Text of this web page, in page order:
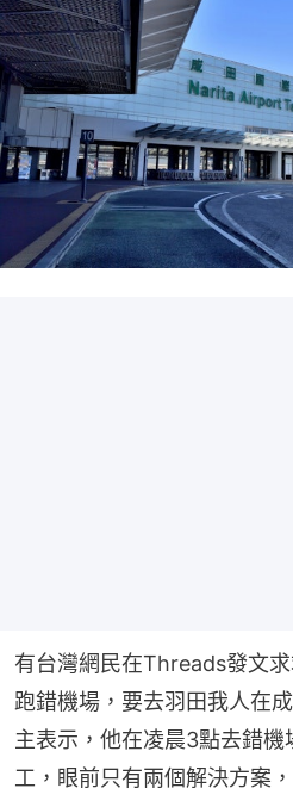
有台灣網民在Threads發文
跑錯機場，要去羽田我人在
主表示，他在凌晨3點去錯
工，眼前只有兩個解決方案